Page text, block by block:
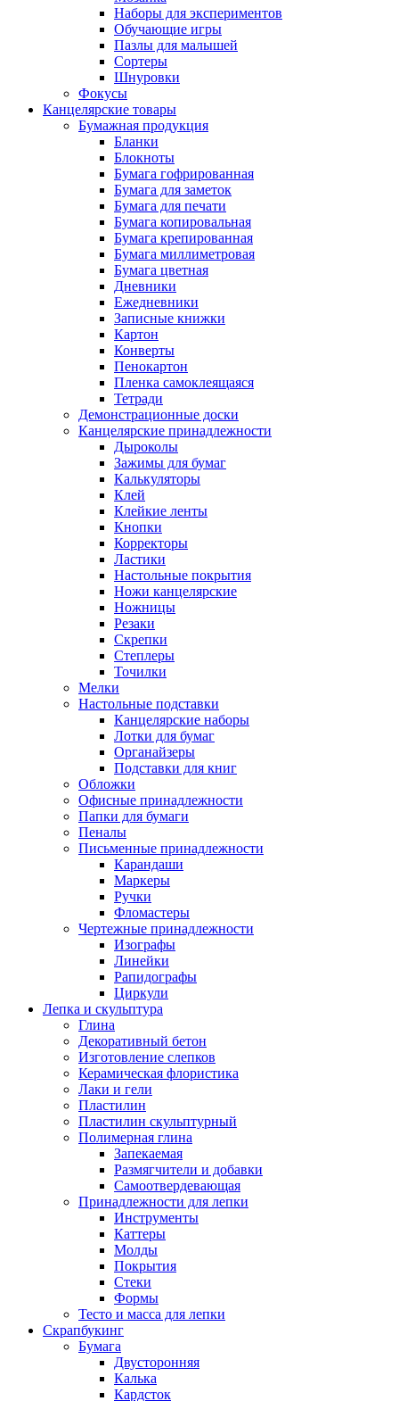
Наборы для экспериментов
Обучающие игры
Пазлы для малышей
Сортеры
Шнуровки
Фокусы
Канцелярские товары
Бумажная продукция
Бланки
Блокноты
Бумага гофрированная
Бумага для заметок
Бумага для печати
Бумага копировальная
Бумага крепированная
Бумага миллиметровая
Бумага цветная
Дневники
Ежедневники
Записные книжки
Картон
Конверты
Пенокартон
Пленка самоклеящаяся
Тетради
Демонстрационные доски
Канцелярские принадлежности
Дыроколы
Зажимы для бумаг
Калькуляторы
Клей
Клейкие ленты
Кнопки
Корректоры
Ластики
Настольные покрытия
Ножи канцелярские
Ножницы
Резаки
Скрепки
Степлеры
Точилки
Мелки
Настольные подставки
Канцелярские наборы
Лотки для бумаг
Органайзеры
Подставки для книг
Обложки
Офисные принадлежности
Папки для бумаги
Пеналы
Письменные принадлежности
Карандаши
Маркеры
Ручки
Фломастеры
Чертежные принадлежности
Изографы
Линейки
Рапидографы
Циркули
Лепка и скульптура
Глина
Декоративный бетон
Изготовление слепков
Керамическая флористика
Лаки и гели
Пластилин
Пластилин скульптурный
Полимерная глина
Запекаемая
Размягчители и добавки
Самоотвердевающая
Принадлежности для лепки
Инструменты
Каттеры
Молды
Покрытия
Стеки
Формы
Тесто и масса для лепки
Скрапбукинг
Бумага
Двусторонняя
Калька
Кардсток